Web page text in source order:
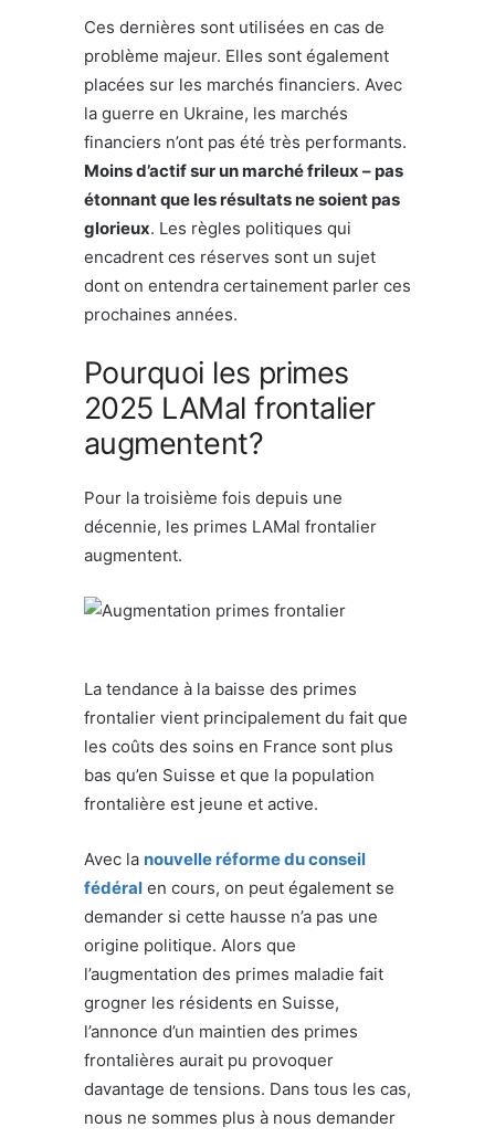
Ces dernières sont utilisées en cas de
problème majeur. Elles sont également
placées sur les marchés financiers. Avec
la guerre en Ukraine, les marchés
financiers n’ont pas été très performants.
Moins d’actif sur un marché frileux – pas
étonnant que les résultats ne soient pas
glorieux. Les règles politiques qui
encadrent ces réserves sont un sujet
dont on entendra certainement parler ces
prochaines années.
Pourquoi les primes
2025 LAMal frontalier
augmentent?
Pour la troisième fois depuis une
décennie, les primes LAMal frontalier
augmentent.
La tendance à la baisse des primes
frontalier vient principalement du fait que
les coûts des soins en France sont plus
bas qu’en Suisse et que la population
frontalière est jeune et active.
Avec la nouvelle réforme du conseil
fédéral en cours, on peut également se
demander si cette hausse n’a pas une
origine politique. Alors que
l’augmentation des primes maladie fait
grogner les résidents en Suisse,
l’annonce d’un maintien des primes
frontalières aurait pu provoquer
davantage de tensions. Dans tous les cas,
nous ne sommes plus à nous demander